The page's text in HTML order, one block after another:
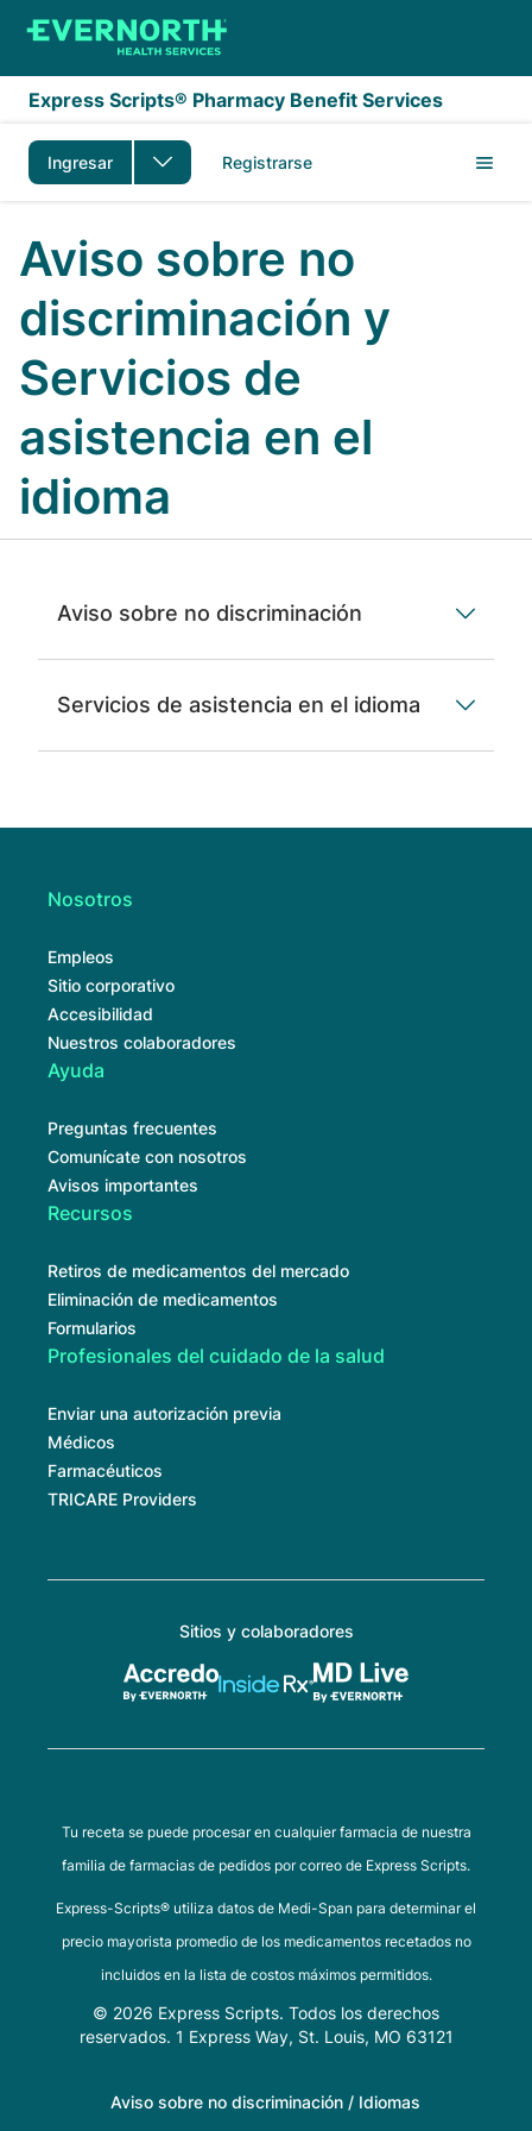
Saltar al contenido principal
Express Scripts® Pharmacy Benefit Services
Ingresar Registrarse
Aviso sobre no
discriminación y
Servicios de
asistencia en el
idioma
Aviso sobre no discriminación
Servicios de asistencia en el idioma
Nosotros
Empleos
Sitio corporativo
Accesibilidad
Nuestros colaboradores
Ayuda
Preguntas frecuentes
Comunícate con nosotros
Avisos importantes
Recursos
Retiros de medicamentos del mercado
Eliminación de medicamentos
Formularios
Profesionales del cuidado de la salud
Enviar una autorización previa
Médicos
Farmacéuticos
TRICARE Providers
Sitios y colaboradores
Tu receta se puede procesar en cualquier farmacia de nuestra
familia de farmacias de pedidos por correo de Express Scripts.
Express-Scripts® utiliza datos de Medi-Span para determinar el
precio mayorista promedio de los medicamentos recetados no
incluidos en la lista de costos máximos permitidos.
© 2026 Express Scripts. Todos los derechos
reservados. 1 Express Way, St. Louis, MO 63121
Aviso sobre no discriminación / Idiomas